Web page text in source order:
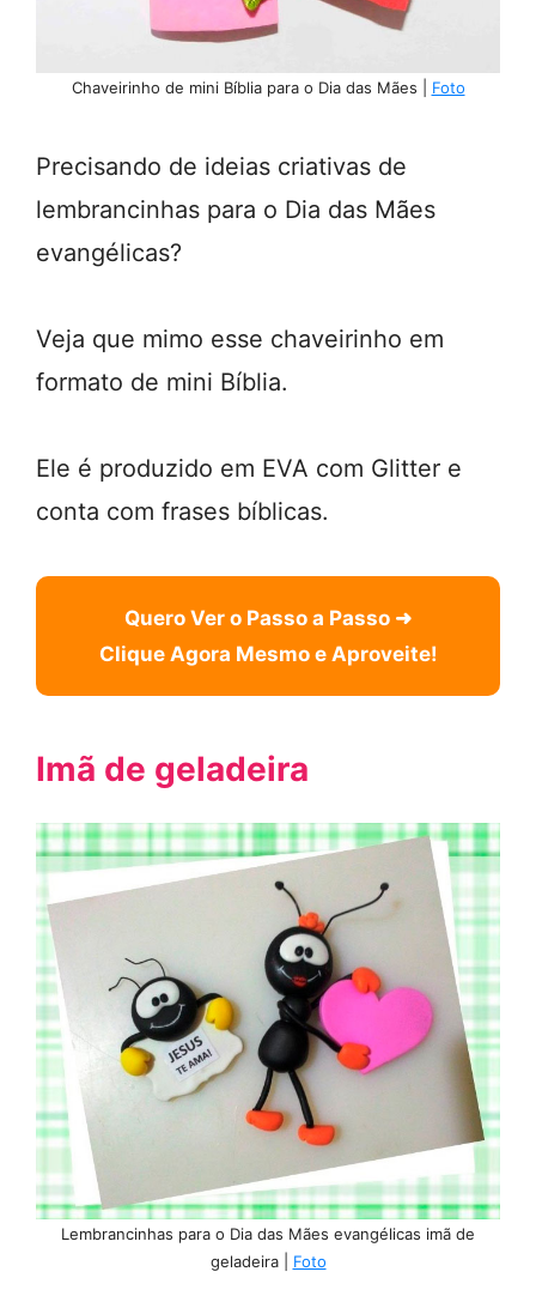
Chaveirinho de mini Bíblia para o Dia das Mães | Foto
Precisando de ideias criativas de
lembrancinhas para o Dia das Mães
evangélicas?
Veja que mimo esse chaveirinho em
formato de mini Bíblia.
Ele é produzido em EVA com Glitter e
conta com frases bíblicas.
Quero Ver o Passo a Passo ➜
Clique Agora Mesmo e Aproveite!
Imã de geladeira
Lembrancinhas para o Dia das Mães evangélicas imã de
geladeira | Foto